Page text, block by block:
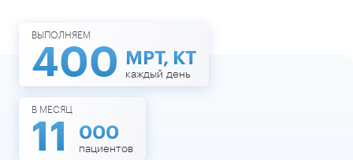
Подробнее
ВЫПОЛНЯЕМ
400 МРТ, КТ
каждый день
В МЕСЯЦ
11 000
пациентов